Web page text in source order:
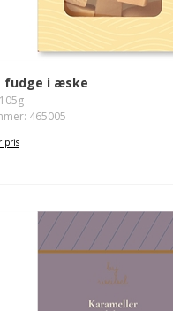
fudge i æske
465005
pris